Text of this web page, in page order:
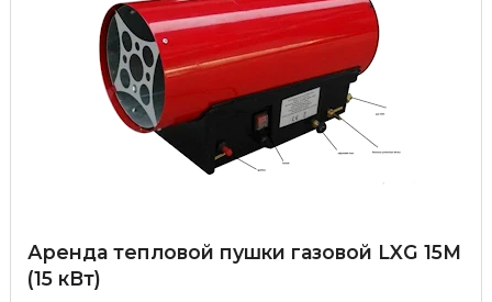
Аренда тепловой пушки газовой LXG 15M
(15 кВт)